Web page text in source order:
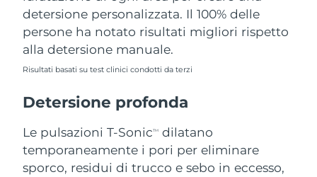
detersione personalizzata. Il 100% delle
persone ha notato risultati migliori rispetto
alla detersione manuale.
Risultati basati su test clinici condotti da terzi
Detersione profonda
Le pulsazioni T-SonicTM
dilatano
temporaneamente i pori per eliminare
sporco, residui di trucco e sebo in eccesso,
Filippine Consegna stimata
Polonia
Qatar Consegna stimata